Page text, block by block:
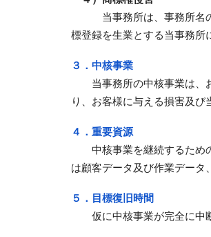
当事務所は、事務所名の
標登録を生業とする当事務所
３．中核事業
当事務所の中核事業は、
り、お客様に与える損害及び
４．重要資源
中核事業を継続するための
は顧客データ及び作業データ
５．目標復旧時間
仮に中核事業が完全に中